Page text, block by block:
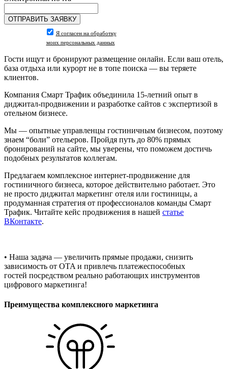
Я согласен на обработку
моих персональных данных
Гости ищут и бронируют размещение онлайн. Если ваш отель,
база отдыха или курорт не в топе поиска — вы теряете
клиентов.
Компания Смарт Трафик объединила 15-летний опыт в
диджитал-продвижении и разработке сайтов с экспертизой в
отельном бизнесе.
Мы — опытные управленцы гостиничным бизнесом, поэтому
знаем “боли” отельеров. Пройдя путь до 80% прямых
бронирований на сайте, мы уверены, что поможем достичь
подобных результатов коллегам.
Предлагаем комплексное интернет-продвижение для
гостиничного бизнеса, которое действительно работает. Это
не просто диджитал маркетинг отеля или гостиницы, а
продуманная стратегия от профессионалов команды Смарт
Трафик. Читайте кейс продвижения в нашей статье
ВКонтакте.
• Наша задача — увеличить прямые продажи, снизить
зависимость от OTA и привлечь платежеспособных
гостей посредством реально работающих инструментов
цифрового маркетинга!
Преимущества комплексного маркетинга